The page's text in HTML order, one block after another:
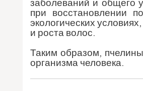
заболеваний и общего
при восстановлении
экологических
и роста волос.
Таким образом,
организма человека.